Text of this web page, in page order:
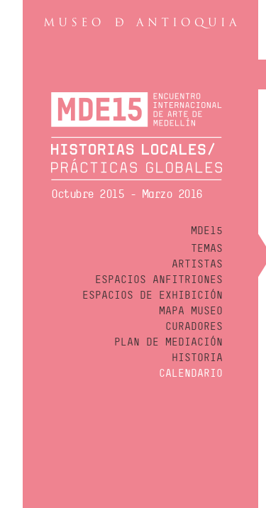
Octubre 2015 - Marzo 2016
MDE15
TEMAS
ARTISTAS
ESPACIOS ANFITRIONES
ESPACIOS DE EXHIBICIÓN
MAPA MUSEO
CURADORES
PLAN DE MEDIACIÓN
HISTORIA
CALENDARIO